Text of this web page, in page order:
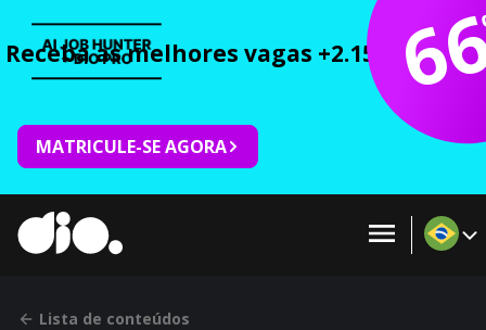
Receba as melhores vagas +2.150 cursos
MATRICULE-SE AGORA
Lista de conteúdos